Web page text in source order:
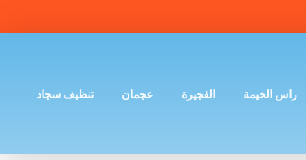
راس الخيمة الفجيرة عجمان تنظيف سجاد